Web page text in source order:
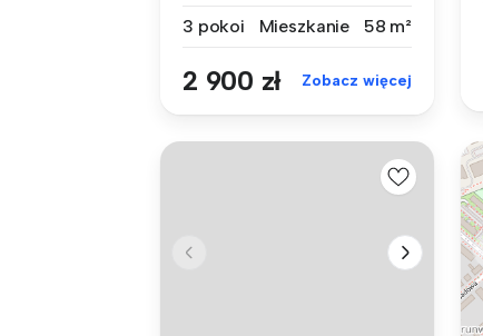
3 pokoi
Mieszkanie 58 m²
2 900 zł Zobacz więcej